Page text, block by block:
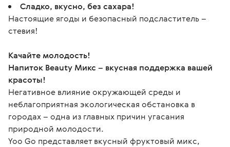
Сладко, вкусно, без сахара!
Настоящие ягоды и безопасный подсластитель –
стевия!
Качайте молодость!
Напиток Beauty Микс – вкусная поддержка вашей
красоты!
Негативное влияние окружающей среды и
неблагоприятная экологическая обстановка в
городах – одна из главных причин угасания
природной молодости.
Yoo Go представляет вкусный фруктовый микс,